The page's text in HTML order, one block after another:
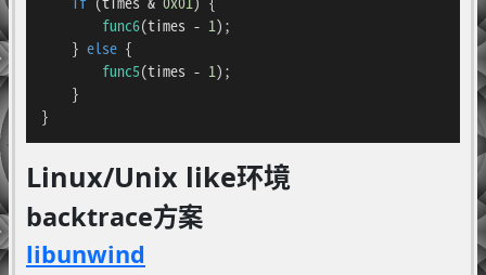
func6(times - 1);
    }
else {
func5(times - 1);
    }
}
Linux/Unix like环境
backtrace方案
libunwind